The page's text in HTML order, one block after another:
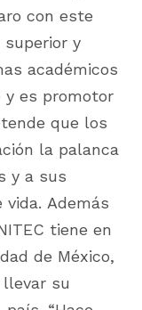
con este
superior y
académicos
y es promotor
que los
la palanca
y a sus
Además
tiene en
de México,
su